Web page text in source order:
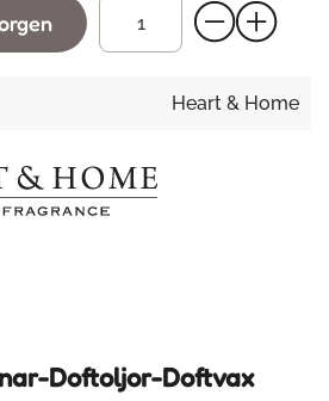
Heart & Home
Doftoljor-Doftvax